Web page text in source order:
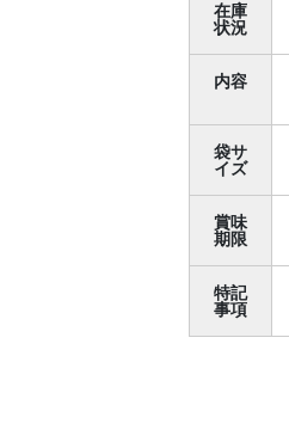
在庫
状況
内容
袋サ
イズ
賞味
期限
特記
事項